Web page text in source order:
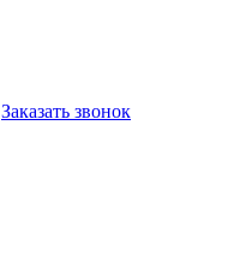
Заказать звонок